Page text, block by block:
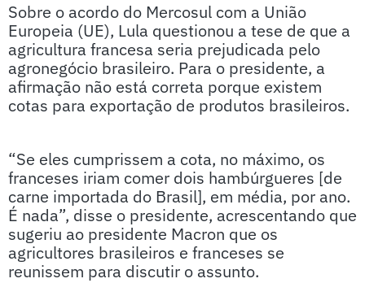
Sobre o acordo do Mercosul com a União
Europeia (UE), Lula questionou a tese de que a
agricultura francesa seria prejudicada pelo
agronegócio brasileiro. Para o presidente, a
afirmação não está correta porque existem
cotas para exportação de produtos brasileiros.
“Se eles cumprissem a cota, no máximo, os
franceses iriam comer dois hambúrgueres [de
carne importada do Brasil], em média, por ano.
É nada”, disse o presidente, acrescentando que
sugeriu ao presidente Macron que os
agricultores brasileiros e franceses se
reunissem para discutir o assunto.